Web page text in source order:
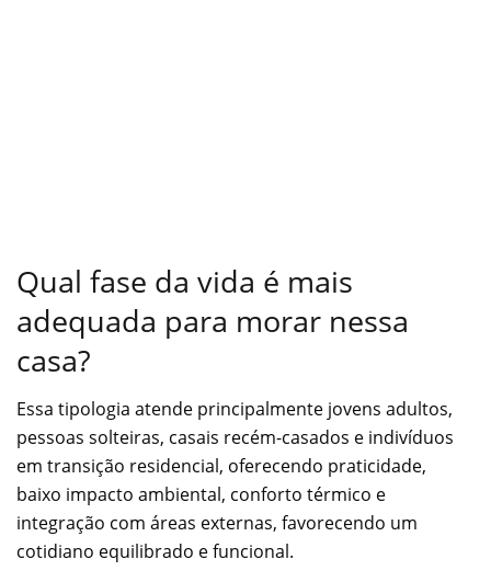
Qual fase da vida é mais
adequada para morar nessa
casa?
Essa tipologia atende principalmente jovens adultos,
pessoas solteiras, casais recém-casados e indivíduos
em transição residencial, oferecendo praticidade,
baixo impacto ambiental, conforto térmico e
integração com áreas externas, favorecendo um
cotidiano equilibrado e funcional.